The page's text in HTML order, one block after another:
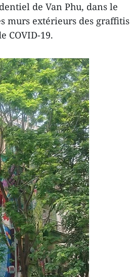
de Van Phu, dans le
murs extérieurs des graffitis
COVID-19.